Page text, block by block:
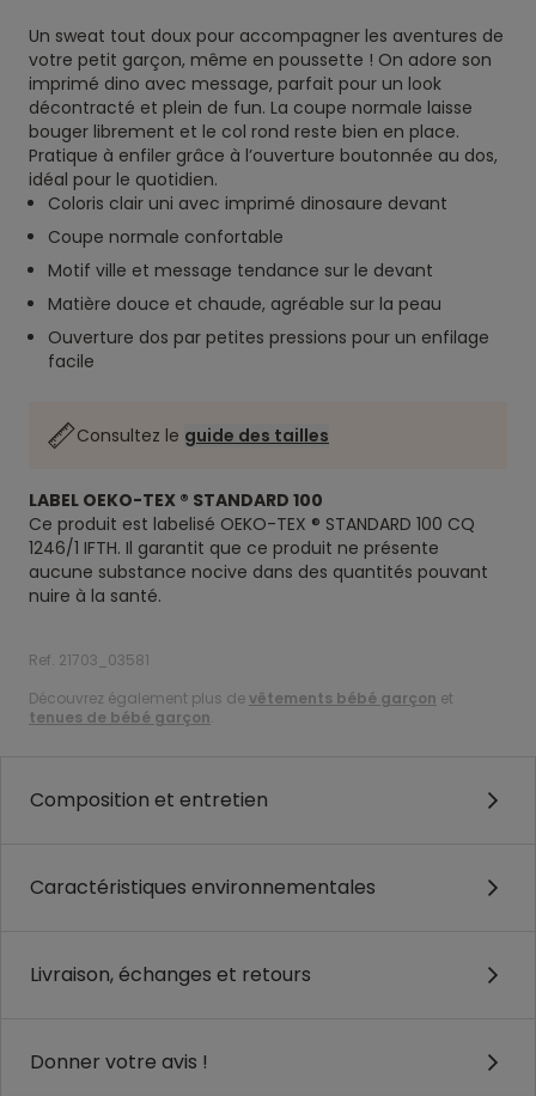
Un sweat tout doux pour accompagner les aventures de
votre petit garçon, même en poussette ! On adore son
imprimé dino avec message, parfait pour un look
décontracté et plein de fun. La coupe normale laisse
bouger librement et le col rond reste bien en place.
Pratique à enfiler grâce à l’ouverture boutonnée au dos,
idéal pour le quotidien.
Coloris clair uni avec imprimé dinosaure devant
Coupe normale confortable
Motif ville et message tendance sur le devant
Matière douce et chaude, agréable sur la peau
Ouverture dos par petites pressions pour un enfilage
facile
Consultez le guide des tailles
LABEL OEKO-TEX ® STANDARD 100
Ce produit est labelisé OEKO-TEX ® STANDARD 100 CQ
1246/1 IFTH. Il garantit que ce produit ne présente
aucune substance nocive dans des quantités pouvant
nuire à la santé.
Ref. 21703_03581
Découvrez également plus devêtements bébé garçon et
tenues de bébé garçon.
Composition et entretien
Caractéristiques environnementales
Livraison, échanges et retours
Donner votre avis !